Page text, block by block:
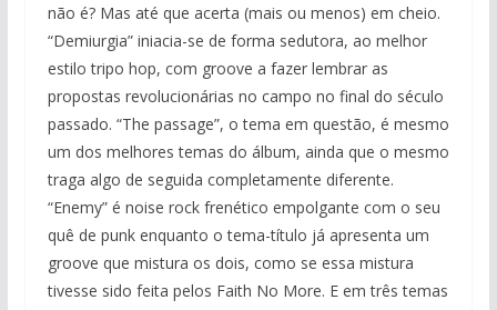
não é? Mas até que acerta (mais ou menos) em cheio.
“Demiurgia” iniacia-se de forma sedutora, ao melhor
estilo tripo hop, com groove a fazer lembrar as
propostas revolucionárias no campo no final do século
passado. “The passage”, o tema em questão, é mesmo
um dos melhores temas do álbum, ainda que o mesmo
traga algo de seguida completamente diferente.
“Enemy” é noise rock frenético empolgante com o seu
quê de punk enquanto o tema-título já apresenta um
groove que mistura os dois, como se essa mistura
tivesse sido feita pelos Faith No More. E em três temas